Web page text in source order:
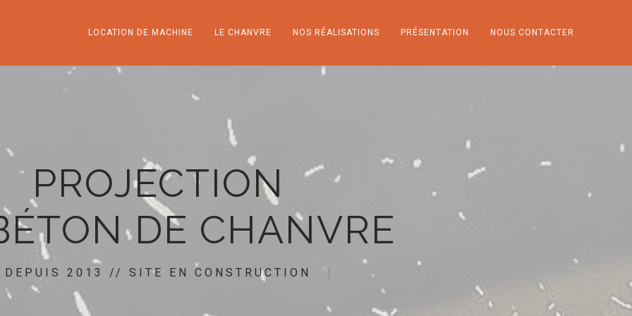
LOCATION DE MACHINE LE CHANVRE NOS RÉALISATIONS PRÉSENTATION NOUS CONTACTER
PROJECTION
DE CHANVRE
DEPUIS 2013 // SITE EN CONSTRUCTION